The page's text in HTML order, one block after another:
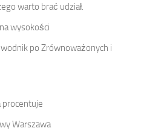
warto brać udział.
wysokości
po Zrównoważonych i
procentuje
Warszawa